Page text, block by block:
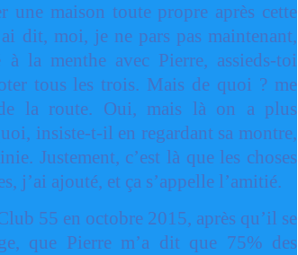
une maison toute propre après cette
dit, moi, je ne pars pas maintenant,
à la menthe avec Pierre, assieds-toi
tous les trois. Mais de quoi ? me
la route. Oui, mais là on a plus
insiste-t-il en regardant sa montre,
Justement, c’est là que les choses
j’ai ajouté, et ça s’appelle l’amitié.
55 en octobre 2015, après qu’il se
que Pierre m’a dit que 75% des